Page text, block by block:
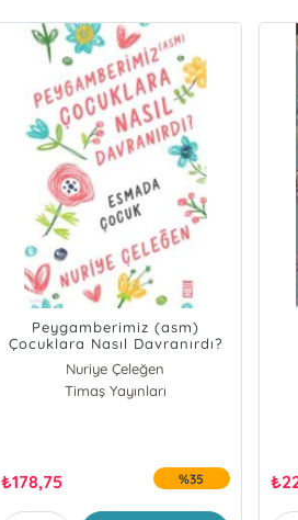
Peygamberimiz (asm)
Çocuklara Nasıl Davranırdı?
Nuriye Çeleğen
Timaş Yayınları
₺178,75 %35 ₺